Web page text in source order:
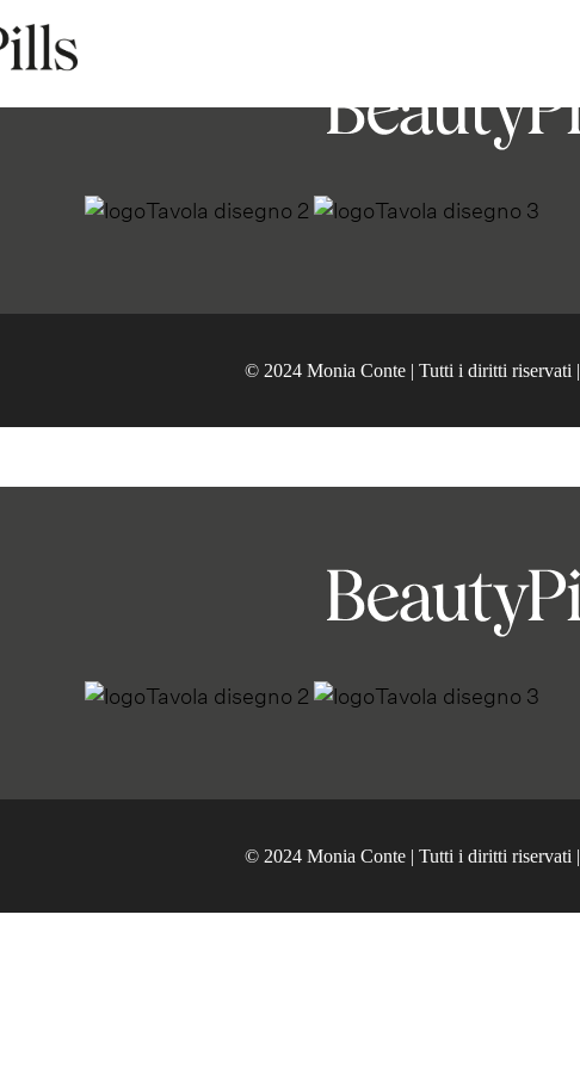
© 2024 Monia Conte | Tutti i diritti riservati |
© 2024 Monia Conte | Tutti i diritti riservati |